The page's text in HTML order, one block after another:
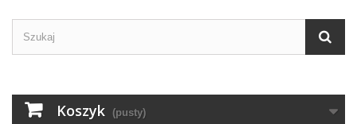
Koszyk (pusty)